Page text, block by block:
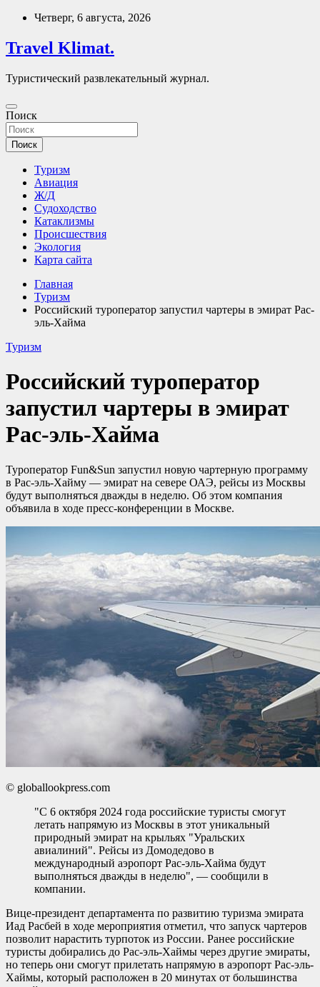
Перейти
содержимому
Четверг, 6 августа, 2026
Travel Klimat.
Туристический развлекательный журнал.
Поиск
Поиск
Туризм
Авиация
Ж/Д
Судоходство
Катаклизмы
Происшествия
Экология
Карта сайта
Главная
Туризм
Российский туроператор запустил чартеры в эмират Рас-
эль-Хайма
Туризм
Российский туроператор
запустил чартеры в эмират
Рас-эль-Хайма
Туроператор Fun&Sun запустил новую чартерную программу
в Рас-эль-Хайму — эмират на севере ОАЭ, рейсы из Москвы
будут выполняться дважды в неделю. Об этом компания
объявила в ходе пресс-конференции в Москве.
© globallookpress.com
"С 6 октября 2024 года российские туристы смогут
летать напрямую из Москвы в этот уникальный
природный эмират на крыльях "Уральских
авиалиний". Рейсы из Домодедово в
международный аэропорт Рас-эль-Хайма будут
выполняться дважды в неделю", — сообщили в
компании.
Вице-президент департамента по развитию туризма эмирата
Иад Расбей в ходе мероприятия отметил, что запуск чартеров
позволит нарастить турпоток из России. Ранее российские
туристы добирались до Рас-эль-Хаймы через другие эмираты,
но теперь они смогут прилетать напрямую в аэропорт Рас-эль-
Хаймы, который расположен в 20 минутах от большинства